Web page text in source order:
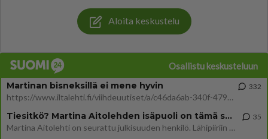
Aloita keskustelu
Osallistu keskusteluun
Martinan bisneksillä ei mene hyvin
https://www.iltalehti.fi/viihdeuutiset/a/c46da6ab-340f-4790-aaa7-0865eed2336 Yrityksen konkurssihakemus on tullut kärä
332
Tiesitkö? Martina Aitolehden isäpuoli on tämä suosittu laulaja
Martina Aitolehti on seurattu julkisuuden henkilö. Lähipiiriin mahtuu muitakin tunnettuja henkilöitä. Tiesitkö, että Ma
35